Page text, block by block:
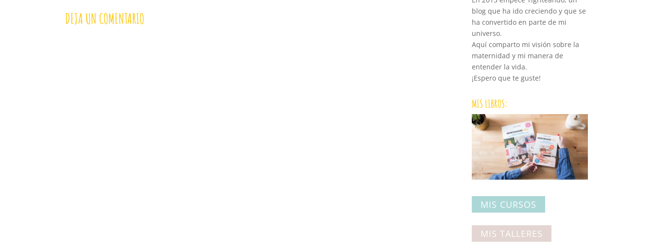
DEJA UN COMENTARIO
blog que ha ido creciendo y que se
ha convertido en parte de mi
universo.
Aquí comparto mi visión sobre la
maternidad y mi manera de
entender la vida.
¡Espero que te guste!
MIS LIBROS:
MIS CURSOS
MIS TALLERES